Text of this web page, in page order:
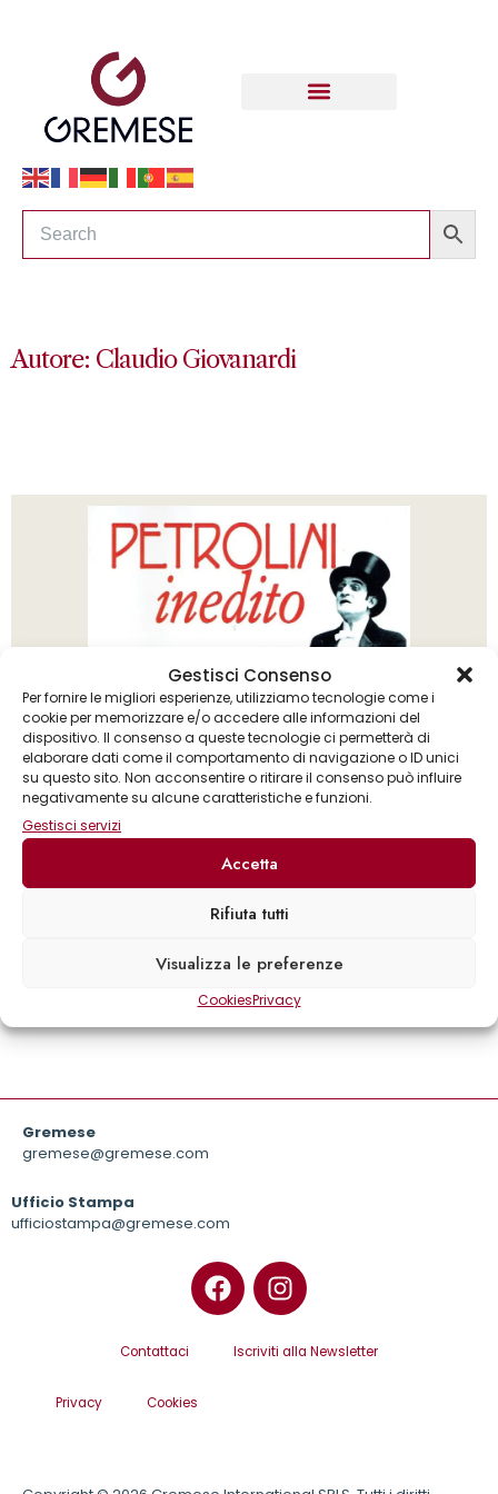
Gestisci Consenso
Per fornire le migliori esperienze, utilizziamo tecnologie come i
cookie per memorizzare e/o accedere alle informazioni del
dispositivo. Il consenso a queste tecnologie ci permetterà di
elaborare dati come il comportamento di navigazione o ID unici
su questo sito. Non acconsentire o ritirare il consenso può influire
negativamente su alcune caratteristiche e funzioni.
Gestisci servizi
Accetta
Rifiuta tutti
Visualizza le preferenze
CookiesPrivacy
Autore: Claudio Giovanardi
Claudio Giovanardi
Gremese
gremese@gremese.com
Ufficio Stampa
ufficiostampa@gremese.com
Contattaci Iscriviti alla Newsletter
Privacy Cookies